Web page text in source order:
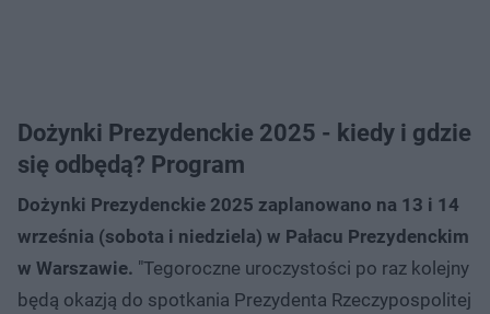
Dożynki Prezydenckie 2025 - kiedy i gdzie
się odbędą? Program
Dożynki Prezydenckie 2025 zaplanowano na 13 i 14
września (sobota i niedziela) w Pałacu Prezydenckim
w Warszawie. "Tegoroczne uroczystości po raz kolejny
będą okazją do spotkania Prezydenta Rzeczypospolitej